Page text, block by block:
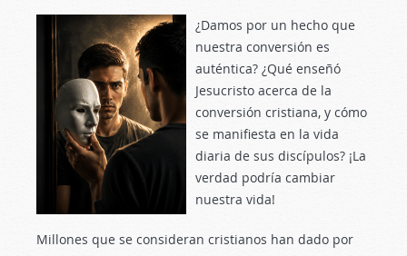
¿Damos por un hecho que
nuestra conversión es
auténtica? ¿Qué enseñó
Jesucristo acerca de la
conversión cristiana, y cómo
se manifiesta en la vida
diaria de sus discípulos? ¡La
verdad podría cambiar
nuestra vida!
Millones que se consideran cristianos han dado por